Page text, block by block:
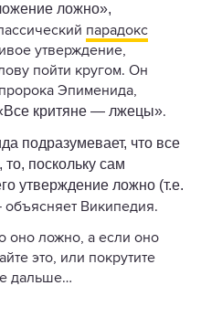
ложно»,
парадокс
утверждение,
пойти кругом. Он
Эпименида,
критяне — лжецы».
подразумевает, что все
поскольку сам
утверждение ложно (т.е.
объясняет Википедия.
оно ложно, а если оно
это, или покрутите
дальше…